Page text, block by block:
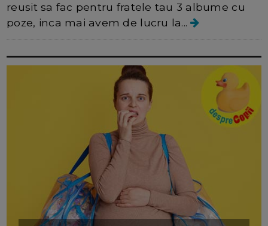
reusit sa fac pentru fratele tau 3 albume cu
poze, inca mai avem de lucru la...